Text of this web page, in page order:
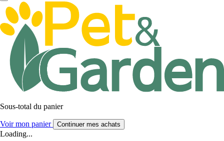
Sous-total du panier
Voir mon panier Continuer mes achats
Loading...